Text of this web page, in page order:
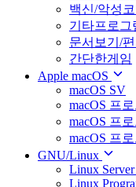
백신/악성
기타프로그
문서보기/
간단한게임
Apple macOS
macOS SV
macOS 프
macOS 프
macOS 프
GNU/Linux
Linux
Linux